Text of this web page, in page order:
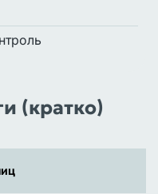
(кратко)